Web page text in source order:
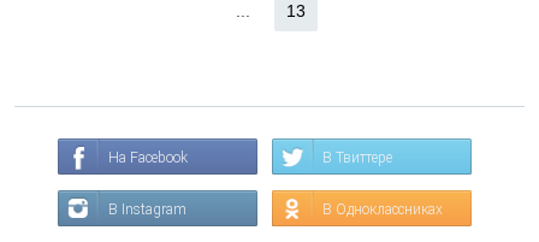
13
На Facebook В Твиттере
В Instagram В Одноклассниках